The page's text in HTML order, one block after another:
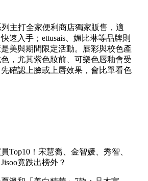
列主打全家便利商店獨家販售，適
速入手；ettusais、媚比琳等品牌則
美與期間限定活動。唇彩與校色產
，尤其紫色妝前、可樂色唇釉會受
確認上臉或上唇效果，會比單看色
Top10！宋慧喬、金智媛、秀智、
竟跌出榜外？